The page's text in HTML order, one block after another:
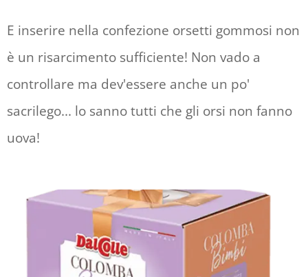
E inserire nella confezione orsetti gommosi non
è un risarcimento sufficiente! Non vado a
controllare ma dev'essere anche un po'
sacrilego... lo sanno tutti che gli orsi non fanno
uova!